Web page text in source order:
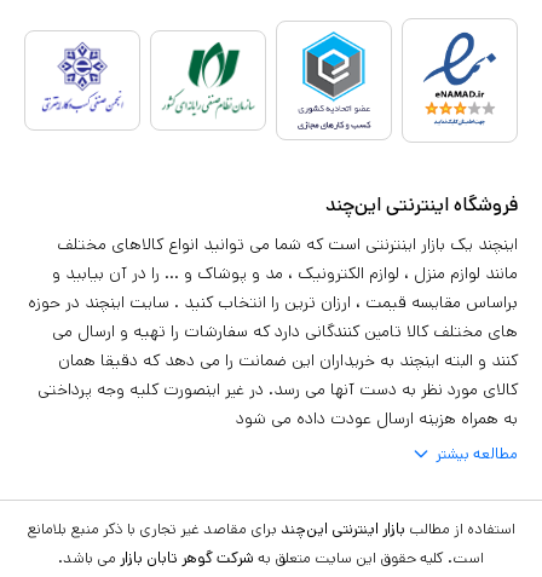
فروشگاه اینترنتی این‌چند
اینچند یک بازار اینترنتی است که شما می توانید انواع کالاهای مختلف
مانند لوازم منزل ، لوازم الکترونیک ، مد و پوشاک و ... را در آن بیابید و
براساس مقایسه قیمت ، ارزان ترین را انتخاب کنید . سایت اینچند در حوزه
های مختلف کالا تامین کنندگانی دارد که سفارشات را تهیه و ارسال می
کنند و البته اینچند به خریداران این ضمانت را می دهد که دقیقا همان
کالای مورد نظر به دست آنها می رسد. در غیر اینصورت کلیه وجه پرداختی
به همراه هزینه ارسال عودت داده می شود
مطالعه بیشتر
استفاده از مطالب بازار اینترنتی این‌چند برای مقاصد غیر تجاری با ذکر منبع بلامانع
است. کلیه حقوق این سایت متعلق به شرکت گوهر تابان بازار می باشد.